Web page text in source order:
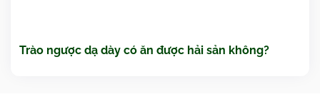
Trào ngược dạ dày có ăn được hải sản không?